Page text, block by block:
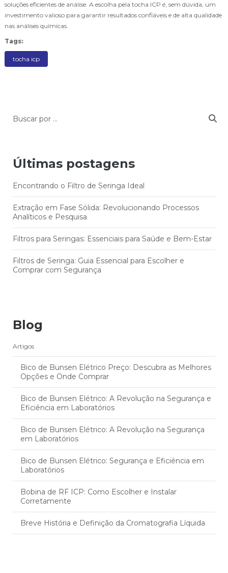
soluções eficientes de análise. A escolha pela tocha ICP é, sem dúvida, um
investimento valioso para garantir resultados confiáveis e de alta qualidade
nas análises químicas.
Tags:
tocha icp
Últimas postagens
Encontrando o Filtro de Seringa Ideal
Extração em Fase Sólida: Revolucionando Processos
Analíticos e Pesquisa
Filtros para Seringas: Essenciais para Saúde e Bem-Estar
Filtros de Seringa: Guia Essencial para Escolher e
Comprar com Segurança
Blog
Artigos
Bico de Bunsen Elétrico Preço: Descubra as Melhores
Opções e Onde Comprar
Bico de Bunsen Elétrico: A Revolução na Segurança e
Eficiência em Laboratórios
Bico de Bunsen Elétrico: A Revolução na Segurança
em Laboratórios
Bico de Bunsen Elétrico: Segurança e Eficiência em
Laboratórios
Bobina de RF ICP: Como Escolher e Instalar
Corretamente
Breve História e Definição da Cromatografia Líquida